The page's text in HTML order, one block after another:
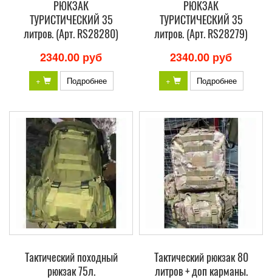
РЮКЗАК
ТУРИСТИЧЕСКИЙ 35
литров. (Арт. RS28280)
2340.00 руб
+ Подробнее
РЮКЗАК
ТУРИСТИЧЕСКИЙ 35
литров. (Арт. RS28279)
2340.00 руб
+ Подробнее
Тактический походный
рюкзак 75л.
Тактический рюкзак 80
литров + доп карманы.